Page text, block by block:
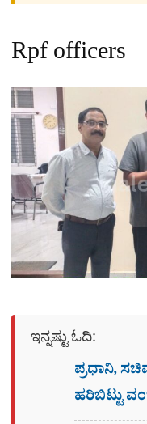
Rpf officers
ಇನ್ನಷ್ಟು ಓದಿ:
ಪ್ರಧಾನಿ,
ಹರಿಬಿಟ್ಟು